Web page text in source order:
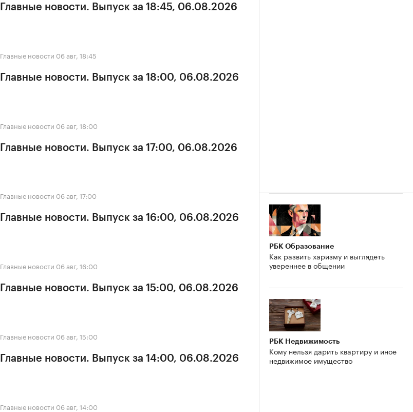
Главные новости. Выпуск за 18:45, 06.08.2026
Главные новости 06 авг, 18:45
Главные новости. Выпуск за 18:00, 06.08.2026
Главные новости 06 авг, 18:00
Главные новости. Выпуск за 17:00, 06.08.2026
Главные новости 06 авг, 17:00
Главные новости. Выпуск за 16:00, 06.08.2026
Главные новости 06 авг, 16:00
Главные новости. Выпуск за 15:00, 06.08.2026
Главные новости 06 авг, 15:00
Главные новости. Выпуск за 14:00, 06.08.2026
Главные новости 06 авг, 14:00
РБК Образование
Как развить харизму и выглядеть
увереннее в общении
РБК Недвижимость
Кому нельзя дарить квартиру и иное
недвижимое имущество